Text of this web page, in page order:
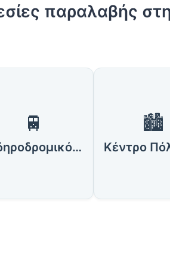
παραλαβής
🚆
Σιδηροδρομικός Σταθμός Σπάρτης
🏙️